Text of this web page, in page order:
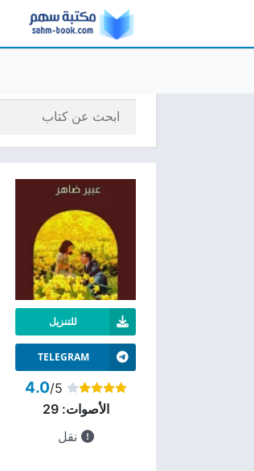
للتنزيل
TELEGRAM
4.0/5
الأصوات:29
نقل